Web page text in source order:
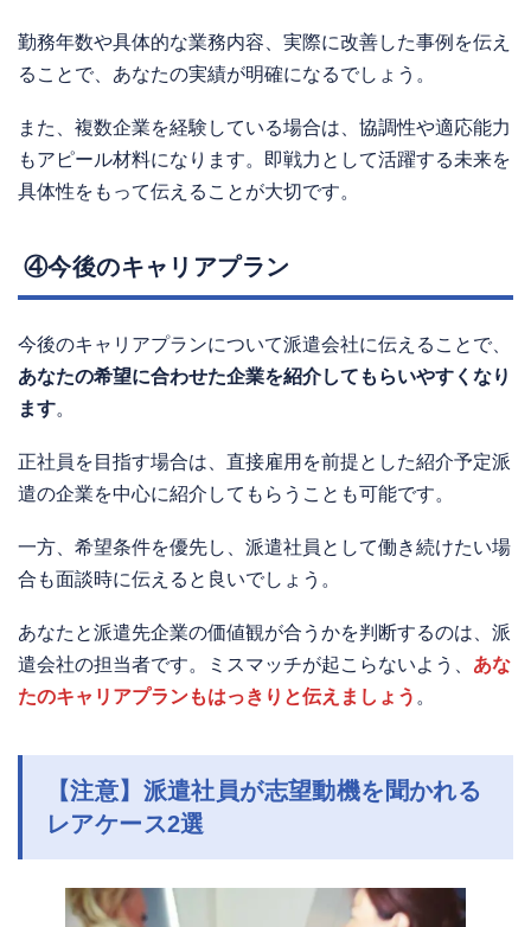
勤務年数や具体的な業務内容、実際に改善した事例を伝え
ることで、あなたの実績が明確になるでしょう。
また、複数企業を経験している場合は、協調性や適応能力
もアピール材料になります。即戦力として活躍する未来を
具体性をもって伝えることが大切です。
④今後のキャリアプラン
今後のキャリアプランについて派遣会社に伝えることで、
あなたの希望に合わせた企業を紹介してもらいやすくなり
ます。
正社員を目指す場合は、直接雇用を前提とした紹介予定派
遣の企業を中心に紹介してもらうことも可能です。
一方、希望条件を優先し、派遣社員として働き続けたい場
合も面談時に伝えると良いでしょう。
あなたと派遣先企業の価値観が合うかを判断するのは、派
遣会社の担当者です。ミスマッチが起こらないよう、 あな
たのキャリアプランもはっきりと伝えましょう 。
【注意】派遣社員が志望動機を聞かれる
レアケース2選